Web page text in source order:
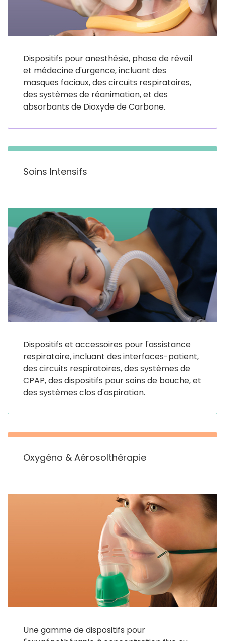
Dispositifs pour anesthésie, phase de réveil
et médecine d'urgence, incluant des
masques faciaux, des circuits respiratoires,
des systèmes de réanimation, et des
absorbants de Dioxyde de Carbone.
Soins Intensifs
Dispositifs et accessoires pour l'assistance
respiratoire, incluant des interfaces-patient,
des circuits respiratoires, des systèmes de
CPAP, des dispositifs pour soins de bouche, et
des systèmes clos d'aspiration.
Oxygéno & Aérosolthérapie
Une gamme de dispositifs pour